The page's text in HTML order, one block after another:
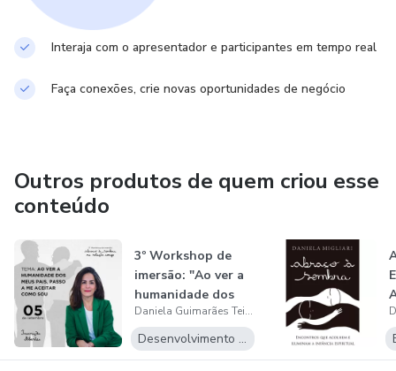
Interaja com o apresentador e participantes em tempo real
Faça conexões, crie novas oportunidades de negócio
Outros produtos de quem criou esse
conteúdo
3º Workshop de
imersão: "Ao ver a
humanidade dos
meus pais,...
Daniela Guimarães Teixeira Migliari
Desenvolvimento Pessoal